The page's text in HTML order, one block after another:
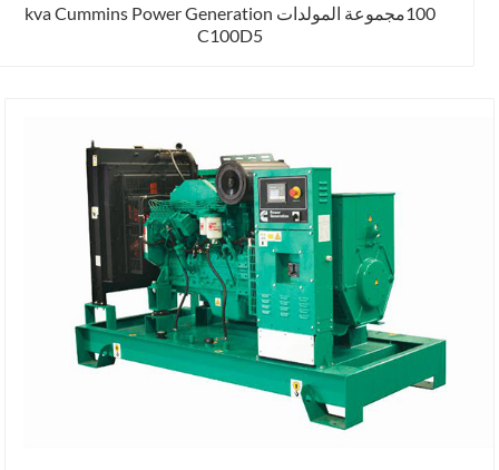
100مجموعة المولدات kva Cummins Power Generation